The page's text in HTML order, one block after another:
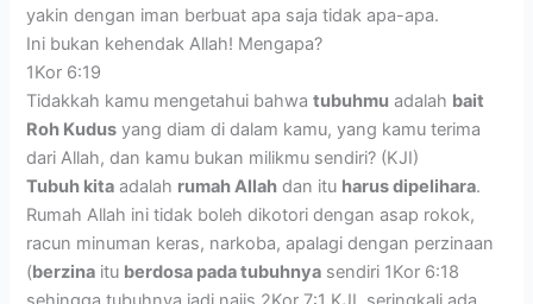
yakin dengan iman berbuat apa saja tidak apa-apa.
Ini bukan kehendak Allah! Mengapa?
1Kor 6:19
Tidakkah kamu mengetahui bahwatubuhmu adalah bait
Roh Kudus yang diam di dalam kamu, yang kamu terima
dari Allah, dan kamu bukan milikmu sendiri? (KJI)
Tubuh kita adalah rumah Allah dan itu harus dipelihara.
Rumah Allah ini tidak boleh dikotori dengan asap rokok,
racun minuman keras, narkoba, apalagi dengan perzinaan
(berzina itu berdosa pada tubuhnya sendiri 1Kor 6:18